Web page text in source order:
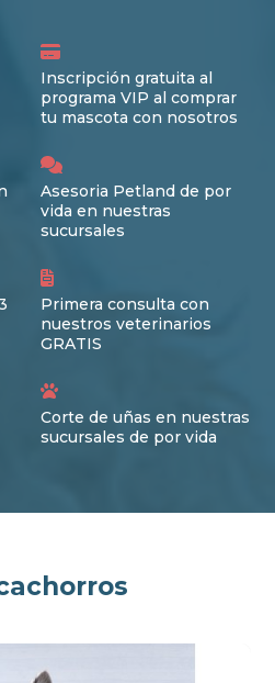
Inscripción gratuita al
programa VIP al comprar
tu mascota con nosotros
Asesoria Petland de por
vida en nuestras
sucursales
Primera consulta con
nuestros veterinarios
GRATIS
Corte de uñas en nuestras
sucursales de por vida